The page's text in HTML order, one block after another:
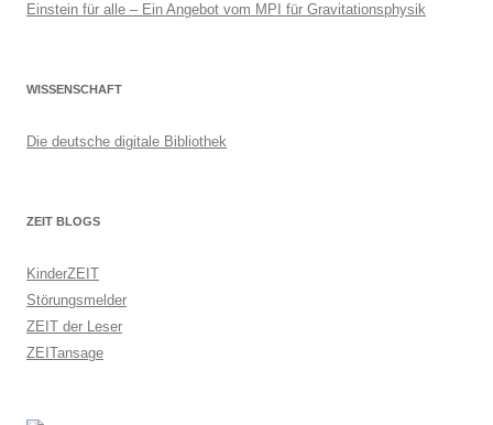
Einstein für alle – Ein Angebot vom MPI für Gravitationsphysik
WISSENSCHAFT
Die deutsche digitale Bibliothek
ZEIT BLOGS
KinderZEIT
Störungsmelder
ZEIT der Leser
ZEITansage